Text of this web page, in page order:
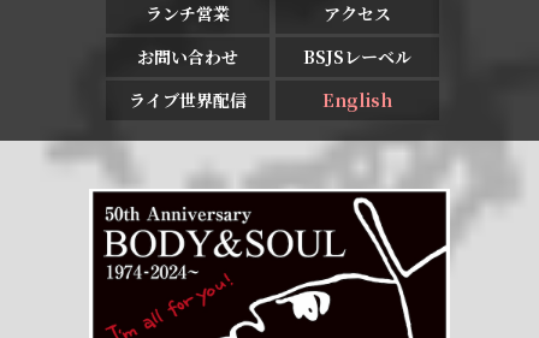
ランチ営業
アクセス
お問い合わせ
BSJSレーベル
ライブ世界配信
English